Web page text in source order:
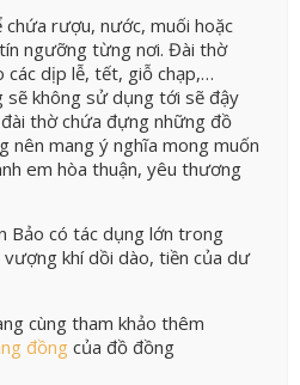
rượu, nước, muối hoặc
ngưỡng từng nơi. Đài thờ
các dịp lễ, tết, giỗ chạp,…
sẽ không sử dụng tới sẽ đậy
thờ chứa đựng những đồ
nên mang ý nghĩa mong muốn
em hòa thuận, yêu thương
Bảo có tác dụng lớn trong
khí dồi dào, tiền của dư
cùng tham khảo thêm
đồngcủa đồ đồng